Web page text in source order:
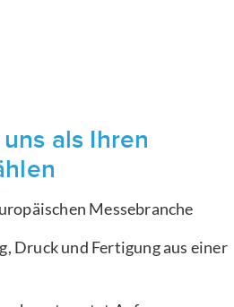
als Ihren
Messebranche
Druck und Fertigung aus einer